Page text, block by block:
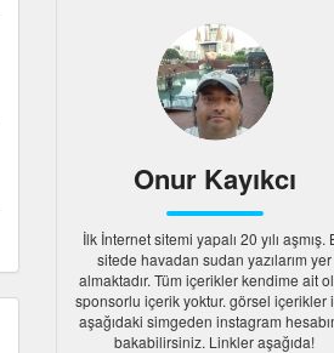
Onur Kayıkcı
İlk İnternet sitemi yapalı 20 yılı aşmış.
sitede havadan sudan yazılarım yer
almaktadır. Tüm içerikler kendime ait
sponsorlu içerik yoktur. görsel içerikler
aşağıdaki simgeden instagram
bakabilirsiniz. Linkler aşağıda!